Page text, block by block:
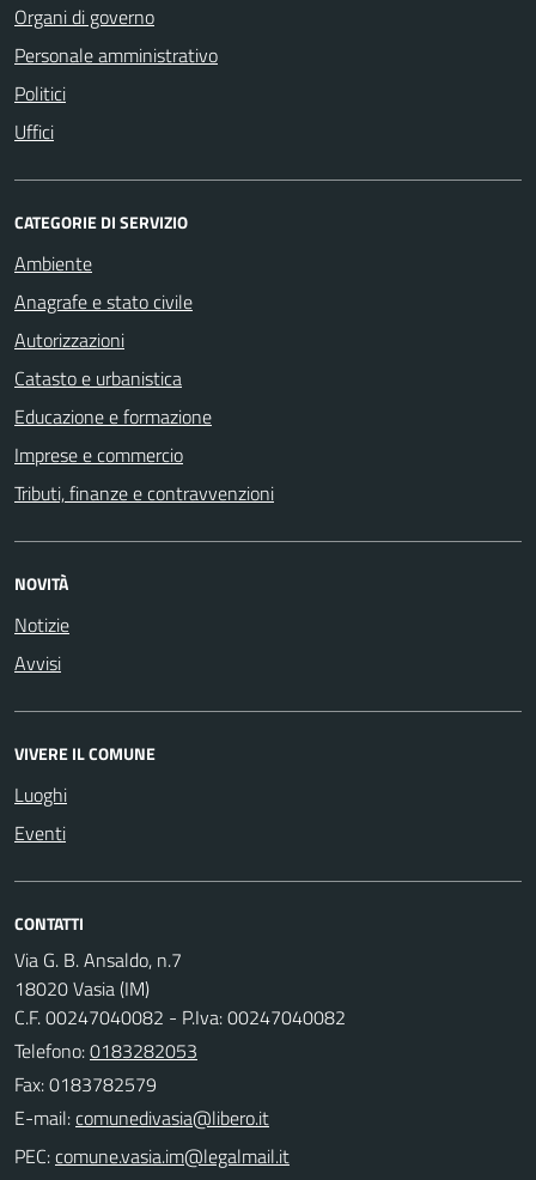
Organi di governo
Personale amministrativo
Politici
Uffici
CATEGORIE DI SERVIZIO
Ambiente
Anagrafe e stato civile
Autorizzazioni
Catasto e urbanistica
Educazione e formazione
Imprese e commercio
Tributi, finanze e contravvenzioni
NOVITÀ
Notizie
Avvisi
VIVERE IL COMUNE
Luoghi
Eventi
CONTATTI
Via G. B. Ansaldo, n.7
18020 Vasia (IM)
C.F. 00247040082 - P.Iva: 00247040082
Telefono:0183282053
Fax: 0183782579
E-mail:
PEC: